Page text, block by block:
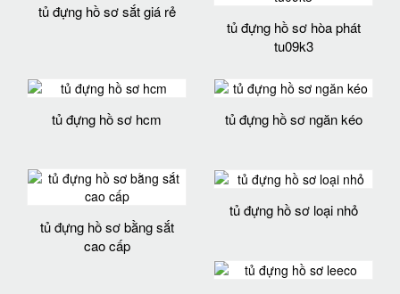
tủ đựng hồ sơ sắt giá rẻ
tủ đựng hồ sơ hòa phát
tu09k3
tủ đựng hồ sơ hcm tủ đựng hồ sơ ngăn kéo
tủ đựng hồ sơ bằng sắt
cao cấp
tủ đựng hồ sơ loại nhỏ